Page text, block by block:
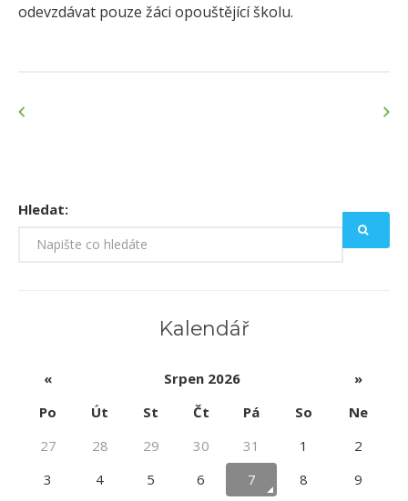
odevzdávat pouze žáci opouštějící školu.
Hledat:
Kalendář
« Srpen 2026
»
Po
Út St Čt Pá So
Ne
27
28 29 30 31 1
2
3
4 5 6 7 8 9